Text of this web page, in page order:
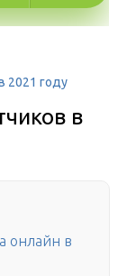
2021 году
в
онлайн в